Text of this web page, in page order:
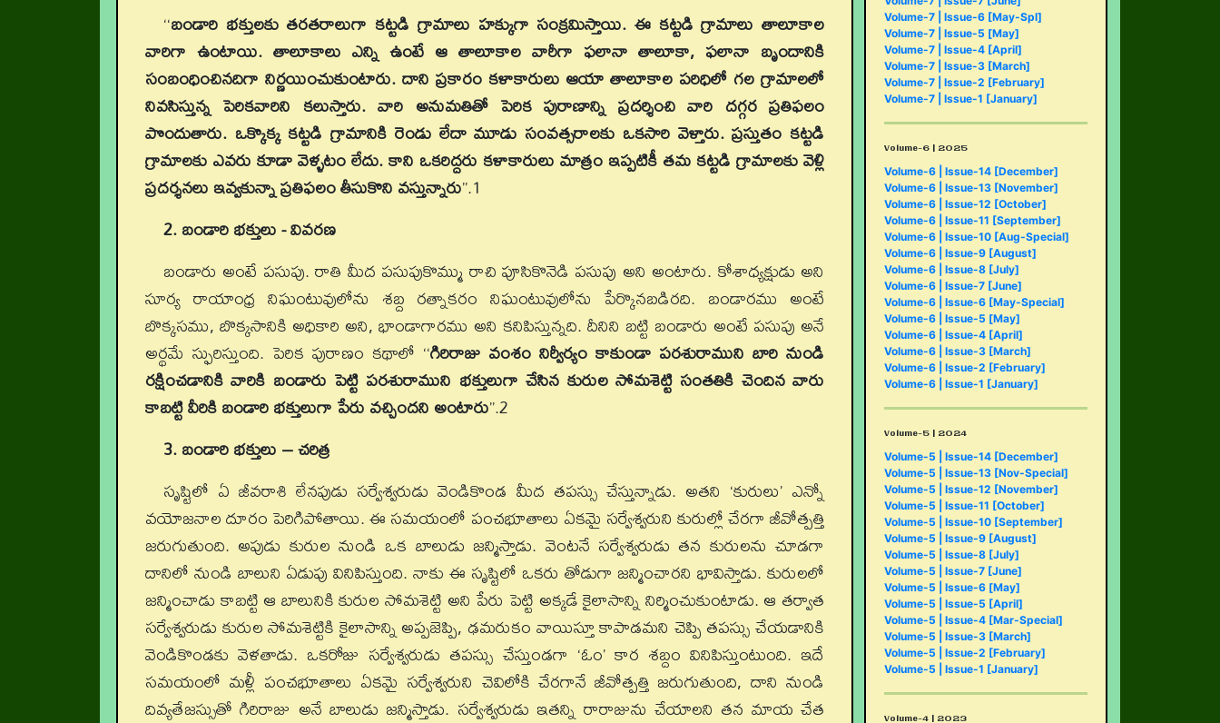
‘‘బండారి భక్తులకు తరతరాలుగా కట్టడి గ్రామాలు హక్కుగా సంక్రమిస్తాయి. ఈ కట్టడి గ్రామాలు తాలూకాల
వారిగా ఉంటాయి. తాలూకాలు ఎన్ని ఉంటే ఆ తాలూకాల వారీగా ఫలానా తాలూకా, ఫలానా బృందానికి
సంబంధించినదిగా నిర్ణయించుకుంటారు. దాని ప్రకారం కళాకారులు ఆయా తాలూకాల పరిధిలో గల గ్రామాలలో
నివసిస్తున్న పెరికవారిని కలుస్తారు. వారి అనుమతితో పెరిక పురాణాన్ని ప్రదర్శించి వారి దగ్గర ప్రతిఫలం
పొందుతారు. ఒక్కొక్క కట్టడి గ్రామానికి రెండు లేదా మూడు సంవత్సరాలకు ఒకసారి వెళ్తారు. ప్రస్తుతం కట్టడి
గ్రామాలకు ఎవరు కూడా వెళ్ళటం లేదు. కాని ఒకరిద్దరు కళాకారులు మాత్రం ఇప్పటికీ తమ కట్టడి గ్రామాలకు వెళ్లి
ప్రదర్శనలు ఇవ్వకున్నా ప్రతిఫలం తీసుకొని వస్తున్నారు’’.1
2. బండారి భక్తులు - వివరణ
బండారు అంటే పసుపు. రాతి మీద పసుపుకొమ్ము రాచి పూసికొనెడి పసుపు అని అంటారు. కోశాధ్యక్షుడు అని
సూర్య రాయాంధ్ర నిఘంటువులోను శబ్ద రత్నాకరం నిఘంటువులోను పేర్కొనబడిరది. బండారము అంటే
బొక్కసము, బొక్కసానికి అధికారి అని, భాండాగారము అని కనిపిస్తున్నది. దీనిని బట్టి బండారు అంటే పసుపు అనే
అర్థమే స్ఫురిస్తుంది. పెరిక పురాణం కథాలో ‘‘గిరిరాజు వంశం నిర్వీర్యం కాకుండా పరశురాముని బారి నుండి
రక్షించడానికి వారికి బండారు పెట్టి పరశురాముని భక్తులుగా చేసిన కురుల సోమశెట్టి సంతతికి చెందిన వారు
కాబట్టి వీరికి బండారి భక్తులుగా పేరు వచ్చిందని అంటారు’’.2
3. బండారి భక్తులు – చరిత్ర
సృష్టిలో ఏ జీవరాశి లేనపుడు సర్వేశ్వరుడు వెండికొండ మీద తపస్సు చేస్తున్నాడు. అతని ‘కురులు’ ఎన్నో
వయోజనాల దూరం పెరిగిపోతాయి. ఈ సమయంలో పంచభూతాలు ఏకమై సర్వేశ్వరుని కురుల్లో చేరగా జీవోత్పత్తి
జరుగుతుంది. అపుడు కురుల నుండి ఒక బాలుడు జన్మిస్తాడు. వెంటనే సర్వేశ్వరుడు తన కురులను చూడగా
దానిలో నుండి బాలుని ఏడుపు వినిపిస్తుంది. నాకు ఈ సృష్టిలో ఒకరు తోడుగా జన్మించారని భావిస్తాడు. కురులలో
జన్మించాడు కాబట్టి ఆ బాలునికి కురుల సోమశెట్టి అని పేరు పెట్టి అక్కడే కైలాసాన్ని నిర్మించుకుంటాడు. ఆ తర్వాత
సర్వేశ్వరుడు కురుల సోమశెట్టికి కైలాసాన్ని అప్పజెప్పి, ఢమరుకం వాయిస్తూ కాపాడమని చెప్పి తపస్సు చేయడానికి
వెండికొండకు వెళతాడు. ఒకరోజు సర్వేశ్వరుడు తపస్సు చేస్తుండగా ‘ఓం’ కార శబ్దం వినిపిస్తుంటుంది. ఇదే
సమయంలో మళ్లీ పంచభూతాలు ఏకమై సర్వేశ్వరుని చెవిలోకి చేరగానే జీవోత్పత్తి జరుగుతుంది, దాని నుండి
దివ్యతేజస్సుతో గిరిరాజు అనే బాలుడు జన్మిస్తాడు. సర్వేశ్వరుడు ఇతన్ని రారాజును చేయాలని తన మాయ చేత
Volume-7 | Issue-6 [May-Spl]
Volume-7 | Issue-5 [May]
Volume-7 | Issue-4 [April]
Volume-7 | Issue-3 [March]
Volume-7 | Issue-2 [February]
Volume-7 | Issue-1 [January]
Volume-6 | 2025
Volume-6 | Issue-14 [December]
Volume-6 | Issue-13 [November]
Volume-6 | Issue-12 [October]
Volume-6 | Issue-11 [September]
Volume-6 | Issue-10 [Aug-Special]
Volume-6 | Issue-9 [August]
Volume-6 | Issue-8 [July]
Volume-6 | Issue-7 [June]
Volume-6 | Issue-6 [May-Special]
Volume-6 | Issue-5 [May]
Volume-6 | Issue-4 [April]
Volume-6 | Issue-3 [March]
Volume-6 | Issue-2 [February]
Volume-6 | Issue-1 [January]
Volume-5 | 2024
Volume-5 | Issue-14 [December]
Volume-5 | Issue-13 [Nov-Special]
Volume-5 | Issue-12 [November]
Volume-5 | Issue-11 [October]
Volume-5 | Issue-10 [September]
Volume-5 | Issue-9 [August]
Volume-5 | Issue-8 [July]
Volume-5 | Issue-7 [June]
Volume-5 | Issue-6 [May]
Volume-5 | Issue-5 [April]
Volume-5 | Issue-4 [Mar-Special]
Volume-5 | Issue-3 [March]
Volume-5 | Issue-2 [February]
Volume-5 | Issue-1 [January]